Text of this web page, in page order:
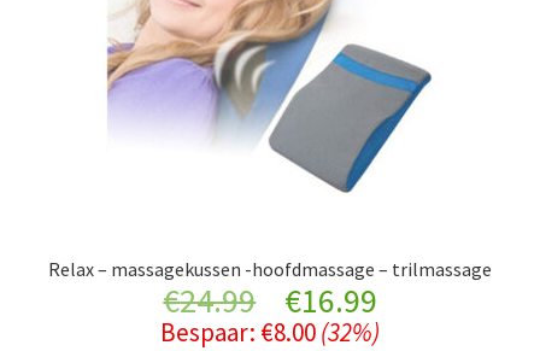
Relax – massagekussen -hoofdmassage – trilmassage
€24.99
Original
€16.99Current
Bespaar: €8.00(32%)